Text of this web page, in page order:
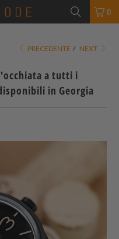
0
PRECEDENTE / NEXT
a tutti i
in Georgia